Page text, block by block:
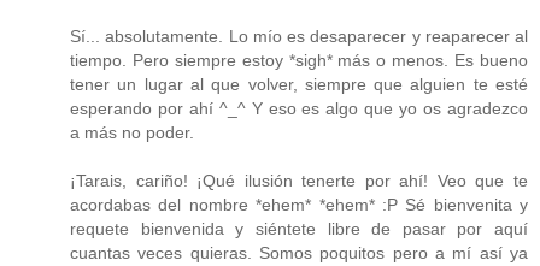
Sí... absolutamente. Lo mío es desaparecer y reaparecer al
tiempo. Pero siempre estoy *sigh* más o menos. Es bueno
tener un lugar al que volver, siempre que alguien te esté
esperando por ahí ^_^ Y eso es algo que yo os agradezco
a más no poder.
¡Tarais, cariño! ¡Qué ilusión tenerte por ahí! Veo que te
acordabas del nombre *ehem* *ehem* :P Sé bienvenita y
requete bienvenida y siéntete libre de pasar por aquí
cuantas veces quieras. Somos poquitos pero a mí así ya